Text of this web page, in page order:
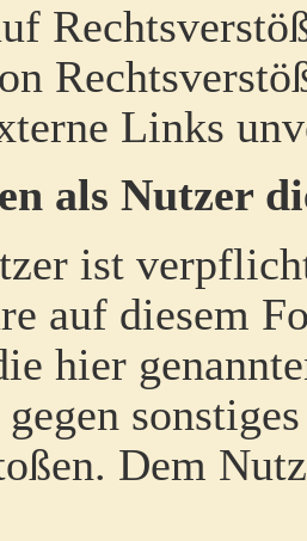
Links
als Nutzer
ist
auf diesem
hier
Dem